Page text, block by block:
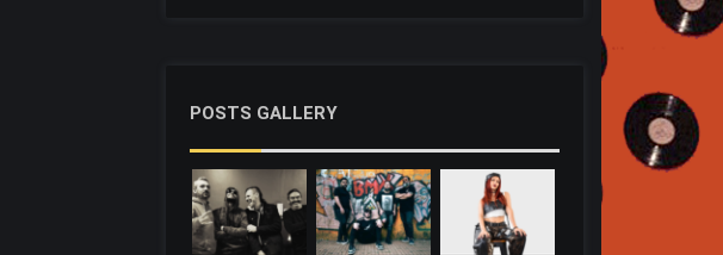
POSTS GALLERY